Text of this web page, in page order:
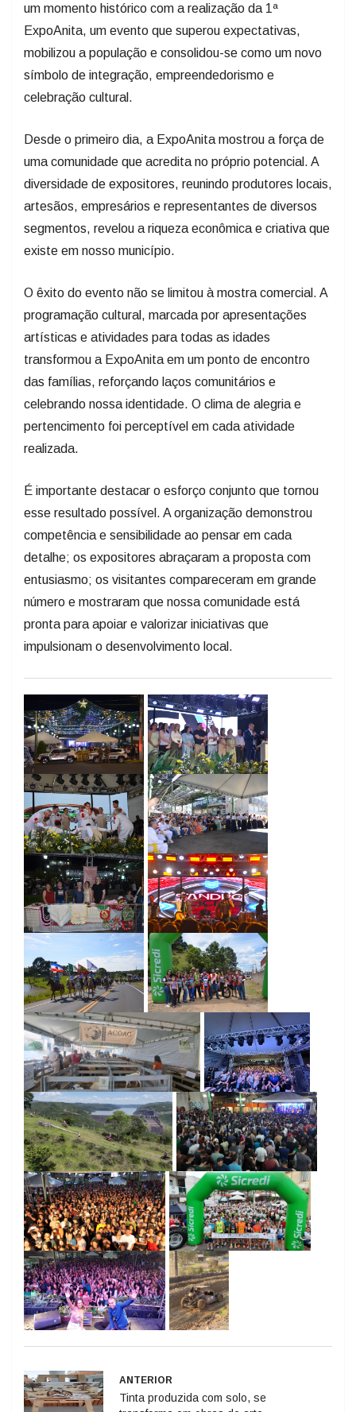
um momento histórico com a realização da 1ª
ExpoAnita, um evento que superou expectativas,
mobilizou a população e consolidou-se como um novo
símbolo de integração, empreendedorismo e
celebração cultural.
Desde o primeiro dia, a ExpoAnita mostrou a força de
uma comunidade que acredita no próprio potencial. A
diversidade de expositores, reunindo produtores locais,
artesãos, empresários e representantes de diversos
segmentos, revelou a riqueza econômica e criativa que
existe em nosso município.
O êxito do evento não se limitou à mostra comercial. A
programação cultural, marcada por apresentações
artísticas e atividades para todas as idades
transformou a ExpoAnita em um ponto de encontro
das famílias, reforçando laços comunitários e
celebrando nossa identidade. O clima de alegria e
pertencimento foi perceptível em cada atividade
realizada.
É importante destacar o esforço conjunto que tornou
esse resultado possível. A organização demonstrou
competência e sensibilidade ao pensar em cada
detalhe; os expositores abraçaram a proposta com
entusiasmo; os visitantes compareceram em grande
número e mostraram que nossa comunidade está
pronta para apoiar e valorizar iniciativas que
impulsionam o desenvolvimento local.
ANTERIOR
Tinta produzida com solo, se